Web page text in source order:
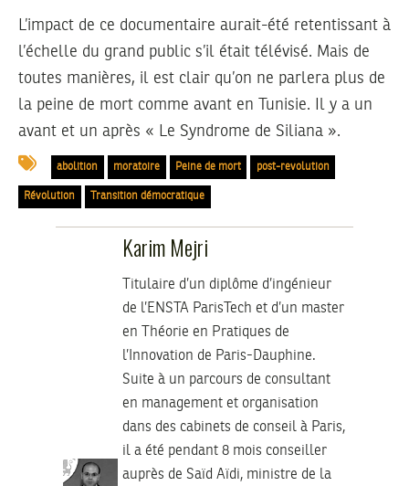
L’impact de ce documentaire aurait-été retentissant à
l’échelle du grand public s’il était télévisé. Mais de
toutes manières, il est clair qu’on ne parlera plus de
la peine de mort comme avant en Tunisie. Il y a un
avant et un après « Le Syndrome de Siliana ».
abolition moratoire Peine de mort post-revolution
Révolution Transition démocratique
Karim Mejri
Titulaire d’un diplôme d’ingénieur
de l’ENSTA ParisTech et d’un master
en Théorie en Pratiques de
l’Innovation de Paris-Dauphine.
Suite à un parcours de consultant
en management et organisation
dans des cabinets de conseil à Paris,
il a été pendant 8 mois conseiller
auprès de Saïd Aïdi, ministre de la